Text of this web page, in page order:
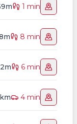
1 min
8 min
6 min
4 min